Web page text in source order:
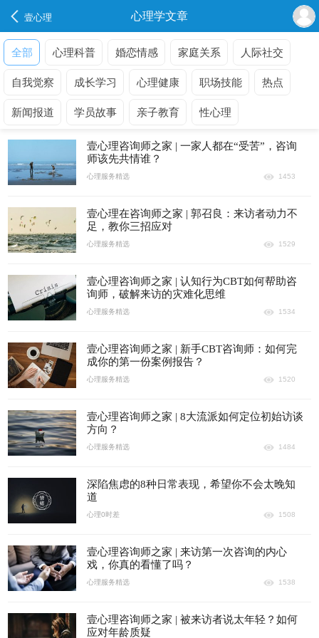
壹心理 心理学文章
全部 心理科普 婚恋情感 家庭关系 人际社交
自我觉察 成长学习 心理健康 职场技能 热点
新闻报道 学员故事 亲子教育 性心理
壹心理咨询师之家 | 一家人都在“受苦”，咨询
师该先共情谁？
心理服务精选 1453
壹心理在咨询师之家 | 郭召良：来访者动力不
足，教你三招应对
心理服务精选 1529
壹心理咨询师之家 | 认知行为CBT如何帮助咨
询师，破解来访的灾难化思维
心理服务精选 1534
壹心理咨询师之家 | 新手CBT咨询师：如何完
成你的第一份案例报告？
心理服务精选 1520
壹心理咨询师之家 | 8大流派如何定位初始访谈
方向？
心理服务精选 1484
深陷焦虑的8种日常表现，希望你不会太晚知
道
心理0时差 1508
壹心理咨询师之家 | 来访第一次咨询的内心
戏，你真的看懂了吗？
心理服务精选 1538
壹心理咨询师之家 | 被来访者说太年轻？如何
应对年龄质疑